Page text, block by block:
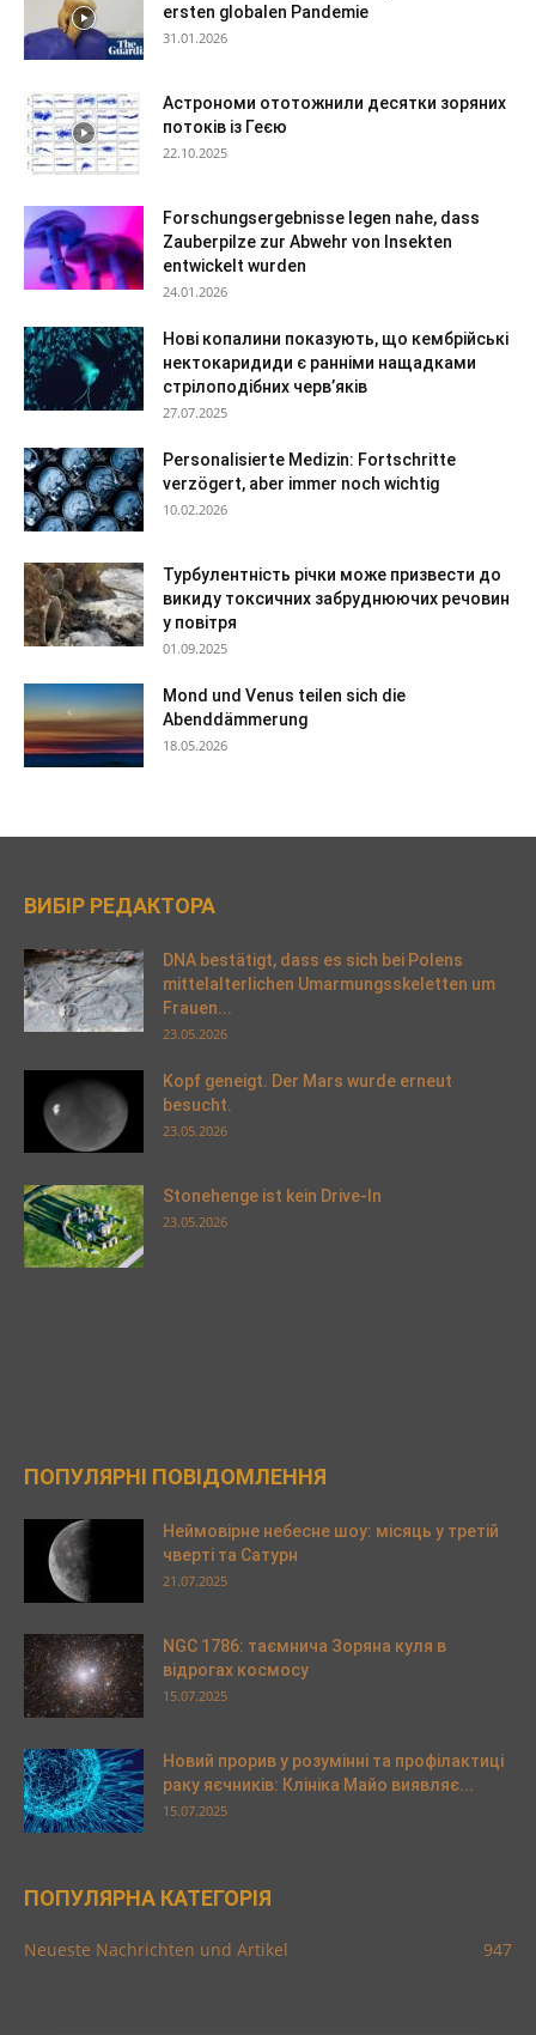
ersten globalen Pandemie
31.01.2026
Астрономи ототожнили десятки зоряних
потоків із Геєю
22.10.2025
Forschungsergebnisse legen nahe, dass
Zauberpilze zur Abwehr von Insekten
entwickelt wurden
24.01.2026
Нові копалини показують, що кембрійські
нектокаридиди є ранніми нащадками
стрілоподібних черв’яків
27.07.2025
Personalisierte Medizin: Fortschritte
verzögert, aber immer noch wichtig
10.02.2026
Турбулентність річки може призвести до
викиду токсичних забруднюючих речовин
у повітря
01.09.2025
Mond und Venus teilen sich die
Abenddämmerung
18.05.2026
ВИБІР РЕДАКТОРА
DNA bestätigt, dass es sich bei Polens
mittelalterlichen Umarmungsskeletten um
Frauen...
23.05.2026
Kopf geneigt. Der Mars wurde erneut
besucht.
23.05.2026
Stonehenge ist kein Drive-In
23.05.2026
ПОПУЛЯРНІ ПОВІДОМЛЕННЯ
Неймовірне небесне шоу: місяць у третій
чверті та Сатурн
21.07.2025
NGC 1786: таємнича Зоряна куля в
відрогах космосу
15.07.2025
Новий прорив у розумінні та профілактиці
раку яєчників: Клініка Майо виявляє...
15.07.2025
ПОПУЛЯРНА КАТЕГОРІЯ
Neueste Nachrichten und Artikel 947